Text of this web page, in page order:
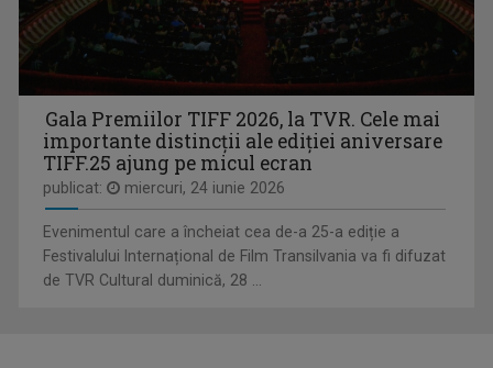
CARTE DE CITIRE
O călătorie prin carțile noastre
Lector universitar doctor la Facultatea de ...
Gala Premiilor TIFF 2026, la TVR. Cele mai
importante distincții ale ediției aniversare
TIFF.25 ajung pe micul ecran
publicat: miercuri, 24 iunie 2026
Evenimentul care a încheiat cea de-a 25-a ediție a
Festivalului Internațional de Film Transilvania va fi difuzat
de TVR Cultural duminică, 28 ...